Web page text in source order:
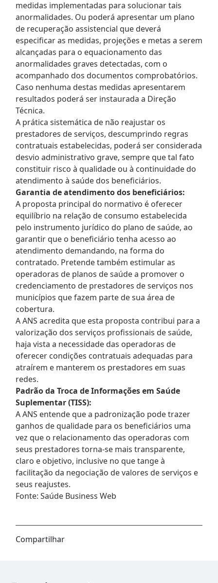
medidas implementadas para solucionar tais
anormalidades. Ou poderá apresentar um plano
de recuperação assistencial que deverá
especificar as medidas, projeções e metas a serem
alcançadas para o equacionamento das
anormalidades graves detectadas, com o
acompanhado dos documentos comprobatórios.
Caso nenhuma destas medidas apresentarem
resultados poderá ser instaurada a Direção
Técnica.
A prática sistemática de não reajustar os
prestadores de serviços, descumprindo regras
contratuais estabelecidas, poderá ser considerada
desvio administrativo grave, sempre que tal fato
constituir risco à qualidade ou à continuidade do
atendimento à saúde dos beneficiários.
Garantia de atendimento dos beneficiários:
A proposta principal do normativo é oferecer
equilíbrio na relação de consumo estabelecida
pelo instrumento jurídico do plano de saúde, ao
garantir que o beneficiário tenha acesso ao
atendimento demandando, na forma do
contratado. Pretende também estimular as
operadoras de planos de saúde a promover o
credenciamento de prestadores de serviços nos
municípios que fazem parte de sua área de
cobertura.
A ANS acredita que esta proposta contribui para a
valorização dos serviços profissionais de saúde,
haja vista a necessidade das operadoras de
oferecer condições contratuais adequadas para
atraírem e manterem os prestadores em suas
redes.
Padrão da Troca de Informações em Saúde
Suplementar (TISS):
A ANS entende que a padronização pode trazer
ganhos de qualidade para os beneficiários uma
vez que o relacionamento das operadoras com
seus prestadores torna-se mais transparente,
claro e objetivo, inclusive no que tange à
facilitação da negociação de valores de serviços e
seus reajustes.
Fonte: Saúde Business Web
Compartilhar